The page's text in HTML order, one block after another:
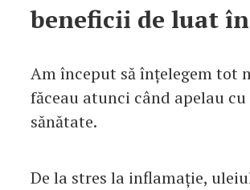
beneficii de luat
Am început să înțelegem tot
făceau atunci când apelau
sănătate.
De la stres la inflamație,